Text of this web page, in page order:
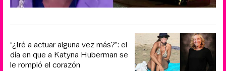
“¿Iré a actuar alguna vez más?”: el
día en que a Katyna Huberman se
le rompió el corazón